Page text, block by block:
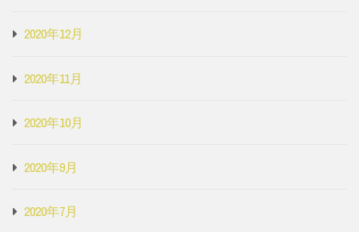
2020年12月
2020年11月
2020年10月
2020年9月
2020年7月